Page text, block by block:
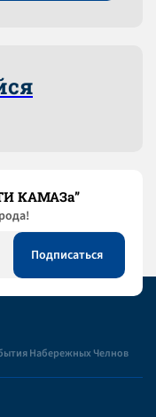
КАМАЗа”
Набережных Челнов